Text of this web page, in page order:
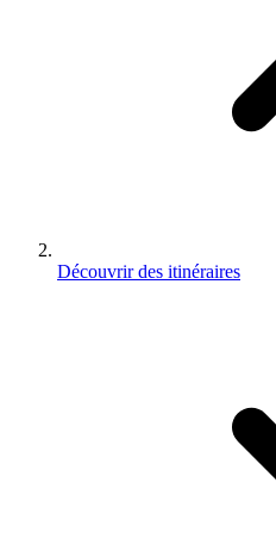
Découvrir des itinéraires